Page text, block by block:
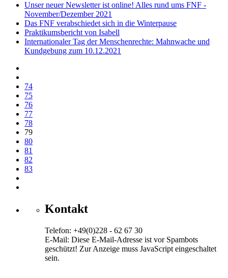
Unser neuer Newsletter ist online! Alles rund ums FNF -
November/Dezember 2021
Das FNF verabschiedet sich in die Winterpause
Praktikumsbericht von Isabell
Internationaler Tag der Menschenrechte: Mahnwache und
Kundgebung zum 10.12.2021
74
75
76
77
78
79
80
81
82
83
Kontakt
Telefon: +49(0)228 - 62 67 30
E-Mail: Diese E-Mail-Adresse ist vor Spambots
geschützt! Zur Anzeige muss JavaScript eingeschaltet
sein.